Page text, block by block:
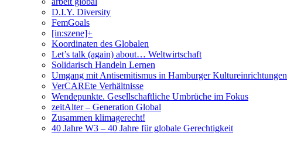
D.I.Y. Diversity
FemGoals
[in:szene]+
Koordinaten des Globalen
Let’s talk (again) about… Weltwirtschaft
Solidarisch Handeln Lernen
Umgang mit Antisemitismus in Hamburger Kultureinrichtungen
VerCAREte Verhältnisse
Wendepunkte. Gesellschaftliche Umbrüche im Fokus
zeitAlter – Generation Global
Zusammen klimagerecht!
40 Jahre W3 – 40 Jahre für globale Gerechtigkeit